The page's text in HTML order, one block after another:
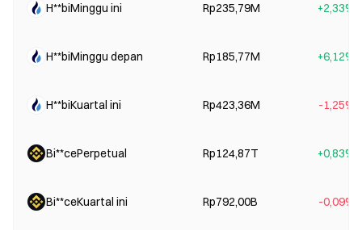
H**biMinggu ini Rp235,79M +2,33%
H**biMinggu depan Rp185,77M +6,12%
H**biKuartal ini Rp423,36M -1,25%
Bi**cePerpetual Rp124,87T +0,83%
Bi**ceKuartal ini Rp792,00B -0,09%